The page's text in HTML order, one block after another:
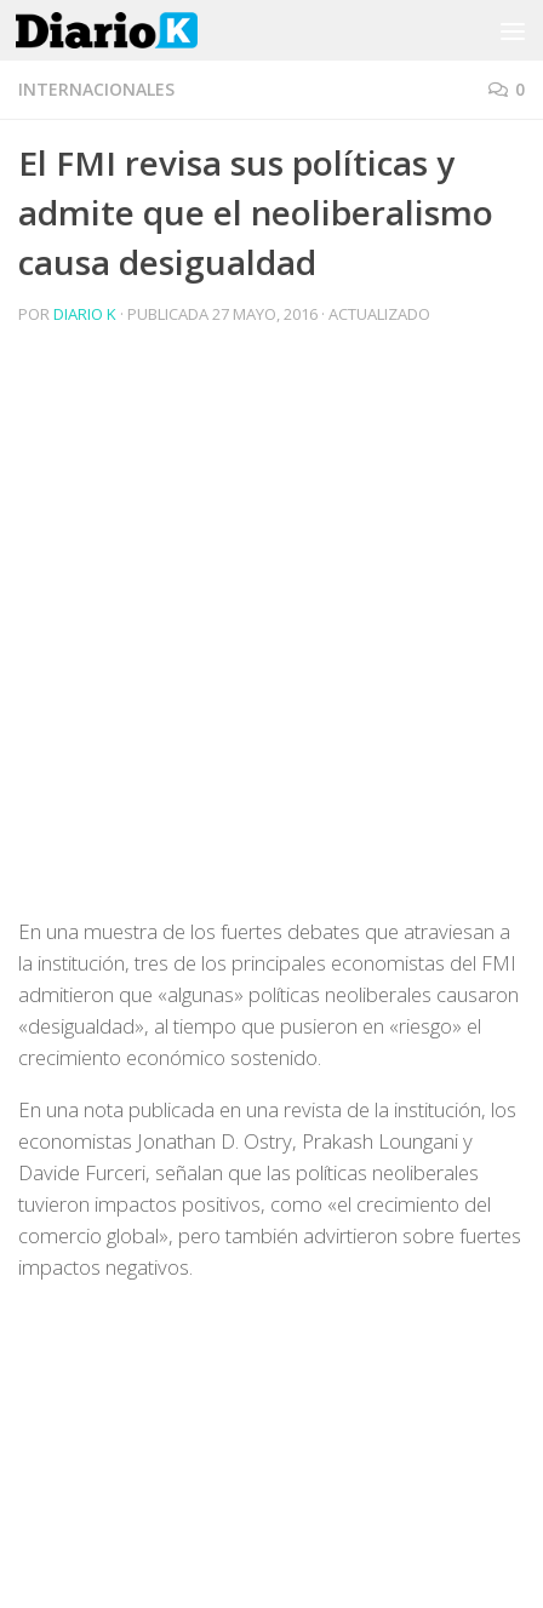
Saltar al contenido
INTERNACIONALES 0
El FMI revisa sus políticas y
admite que el neoliberalismo
causa desigualdad
PORDIARIO K · PUBLICADA27 MAYO, 2016 · ACTUALIZADO
En una muestra de los fuertes debates que atraviesan a
la institución, tres de los principales economistas del FMI
admitieron que «algunas» políticas neoliberales causaron
«desigualdad», al tiempo que pusieron en «riesgo» el
crecimiento económico sostenido.
En una nota publicada en una revista de la institución, los
economistas Jonathan D. Ostry, Prakash Loungani y
Davide Furceri, señalan que las políticas neoliberales
tuvieron impactos positivos, como «el crecimiento del
comercio global», pero también advirtieron sobre fuertes
impactos negativos.